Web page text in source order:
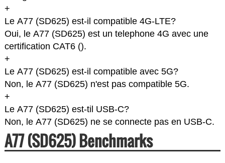
+
Le A77 (SD625) est-il compatible 4G-LTE?
Oui, le A77 (SD625) est un telephone 4G avec une
certification CAT6 ().
+
Le A77 (SD625) est-il compatible avec 5G?
Non, le A77 (SD625) n'est pas compatible 5G.
+
Le A77 (SD625) est-til USB-C?
Non, le A77 (SD625) ne se connecte pas en USB-C.
A77 (SD625) Benchmarks